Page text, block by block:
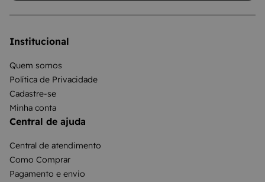
Institucional
Quem somos
Política de Privacidade
Cadastre-se
Minha conta
Central de ajuda
Central de atendimento
Como Comprar
Pagamento e envio